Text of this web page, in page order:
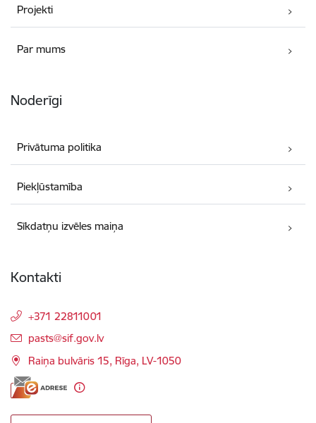
Projekti
Par mums
Noderīgi
Privātuma politika
Piekļūstamība
Sīkdatņu izvēles maiņa
Kontakti
+371 22811001
E-pasts:
pasts@sif.gov.lv
Raiņa bulvāris 15, Rīga, LV-1050